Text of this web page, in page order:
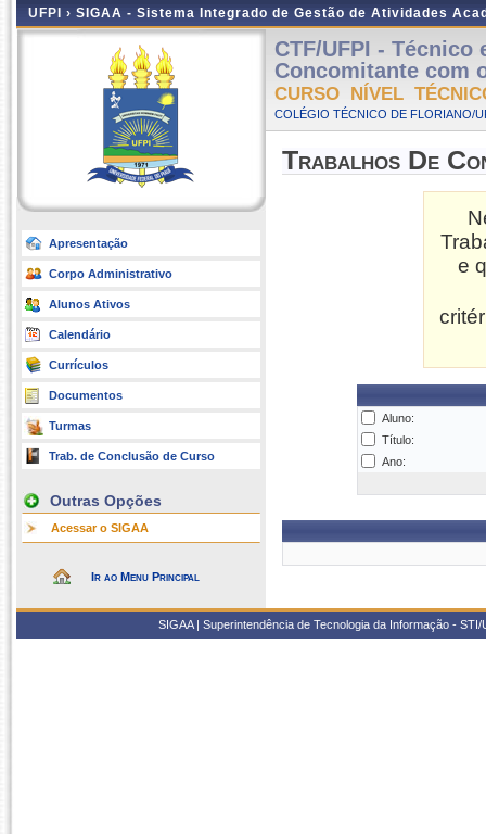
UFPI › SIGAA - Sistema Integrado de Gestão de Atividades
Apresentação
Corpo Administrativo
Alunos Ativos
Calendário
Currículos
Documentos
Turmas
Trab. de Conclusão de Curso
Outras Opções
Acessar o SIGAA
Ir ao Menu Principal
CTF/UFPI -
Concomitante com
CURSO NÍVEL
COLÉGIO TÉCNICO DE FLORIANO/
Trabalhos De
e
Aluno:
Título:
Ano:
SIGAA | Superintendência de Tecnologia da Informação -